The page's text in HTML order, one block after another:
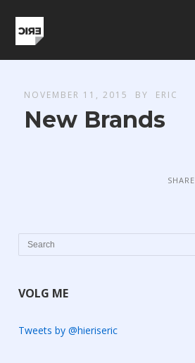
NOVEMBER 11, 2015 BY ERIC
New Brands
SHARE
VOLG ME
Tweets by @hieriseric